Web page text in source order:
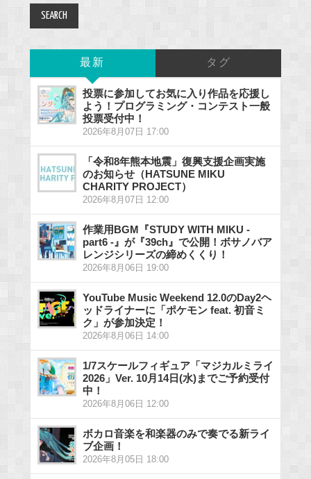
最新 タグ
投票に参加してお気に入り作品を応援し
よう！プログラミング・コンテスト一般
投票受付中！
2026年8月07日 17:00
「令和8年熊本地震」復興支援企画実施
のお知らせ（HATSUNE MIKU
CHARITY PROJECT）
2026年8月07日 12:00
作業用BGM『STUDY WITH MIKU -
part6 -』が『39ch』で公開！ボサノバア
レンジシリーズの締めくくり！
2026年8月06日 19:00
YouTube Music Weekend 12.0のDay2ヘ
ッドライナーに「ポケモン feat. 初音ミ
ク」が参加決定！
2026年8月06日 14:00
1/7スケールフィギュア「マジカルミライ
2026」Ver. 10月14日(水)までご予約受付
中！
2026年8月06日 12:00
ボカロ音楽を和楽器のみで奏でる新ライ
ブ企画！
2026年8月05日 18:00